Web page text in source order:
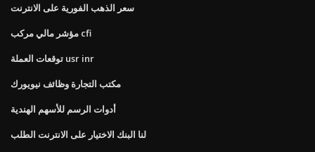
سعر الذهب الفورية على الانترنت
مؤشر مالي مركب cfi
توقعات العملة usr inr
مكتب التجارة وظائف نيويورك
أدوات الرسم للأسهم الهندية
لنا البنك الاختيار على الانترنت الطلب